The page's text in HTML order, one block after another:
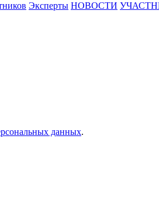
Эксперты НОВОСТИ
данных.